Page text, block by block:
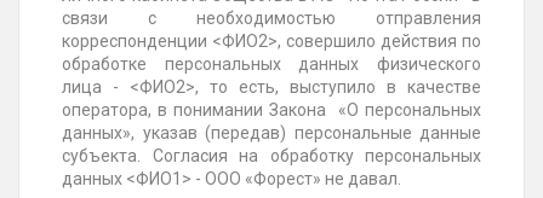
связи с необходимостью отправления
корреспонденции <ФИО2>, совершило действия по
обработке персональных данных физического
лица - <ФИО2>, то есть, выступило в качестве
оператора, в понимании Закона «О персональных
данных», указав (передав) персональные данные
субъекта. Согласия на обработку персональных
данных <ФИО1> - ООО «Форест» не давал.